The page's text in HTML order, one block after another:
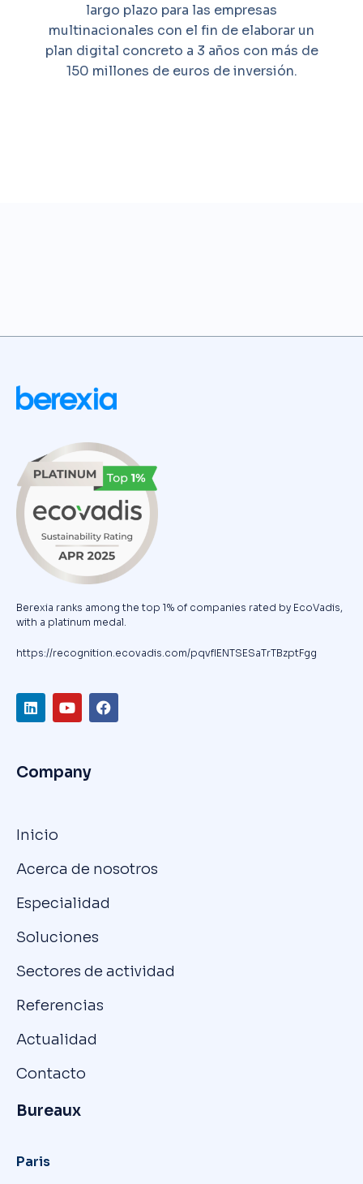
largo plazo para las empresas
multinacionales con el fin de elaborar un
plan digital concreto a 3 años con más de
150 millones de euros de inversión.
Berexia ranks among the top 1% of companies rated by EcoVadis,
with a platinum medal.
https://recognition.ecovadis.com/pqvfIENTSESaTrTBzptFgg
Company
Inicio
Acerca de nosotros
Especialidad
Soluciones
Sectores de actividad
Referencias
Actualidad
Contacto
Bureaux
Paris